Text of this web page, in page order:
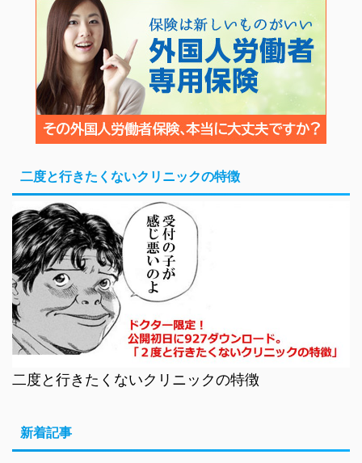
二度と行きたくないクリニックの特徴
二度と行きたくないクリニックの特徴
新着記事